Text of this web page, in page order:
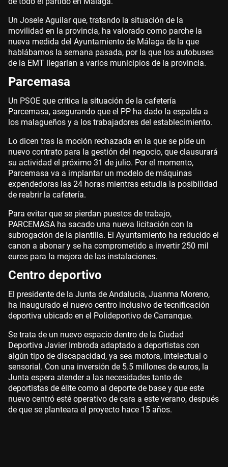
Un Josele Aguilar que, tratando la situación de la
movilidad en la provincia, ha valorado como parche la
nueva medida del Ayuntamiento de Málaga de la que
hablábamos la semana pasada, por la que los autobuses
de la EMT llegarían a varios municipios de la provincia.
Parcemasa
Un PSOE que critica la situación de la cafetería
Parcemasa, asegurando que el PP ha dado la espalda a
los malagueños y a los trabajadores del establecimiento.
Lo dicen tras la moción rechazada en la que se pide un
nuevo contrato para la gestión del negocio, que clausurará
su actividad el próximo 31 de julio. Por el momento,
Parcemasa va a implantar un modelo de máquinas
expendedoras las 24 horas mientras estudia la posibilidad
de reabrir la cafetería.
Para evitar que se pierdan puestos de trabajo,
PARCEMASA ha sacado una nueva licitación con la
subrogación de la plantilla. El Ayuntamiento ha reducido el
canon a abonar y se ha comprometido a invertir 250 mil
euros para la mejora de las instalaciones.
Centro deportivo
El presidente de la Junta de Andalucía, Juanma Moreno,
ha inaugurado el nuevo centro inclusivo de tecnificación
deportiva ubicado en el Polideportivo de Carranque.
Se trata de un nuevo espacio dentro de la Ciudad
Deportiva Javier Imbroda adaptado a deportistas con
algún tipo de discapacidad, ya sea motora, intelectual o
sensorial. Con una inversión de 5.5 millones de euros, la
Junta espera atender a las necesidades tanto de
deportistas de élite como al deporte de base y que este
nuevo centró esté operativo de cara a este verano, después
de que se planteara el proyecto hace 15 años.